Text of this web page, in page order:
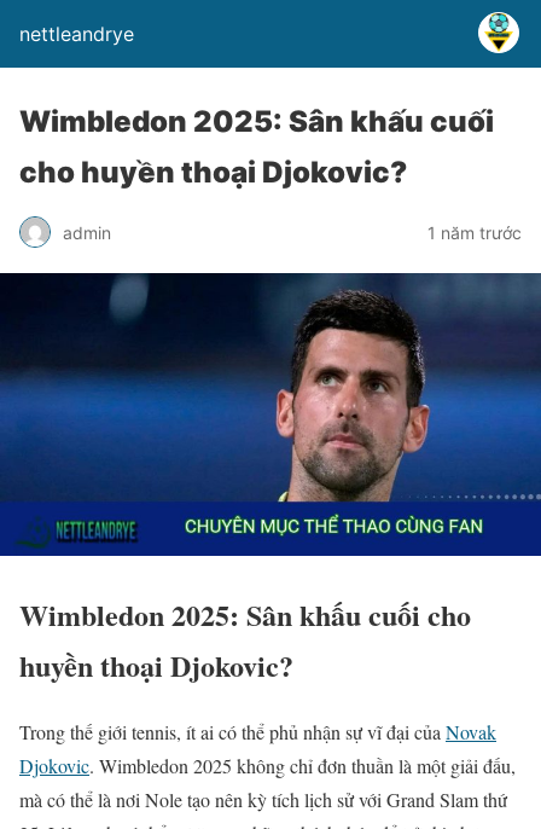
nettleandrye
Wimbledon 2025: Sân khấu cuối
cho huyền thoại Djokovic?
admin 1 năm trước
Wimbledon 2025: Sân khấu cuối cho
huyền thoại Djokovic?
Trong thế giới tennis, ít ai có thể phủ nhận sự vĩ đại của Novak
Djokovic. Wimbledon 2025 không chỉ đơn thuần là một giải đấu,
mà có thể là nơi Nole tạo nên kỳ tích lịch sử với Grand Slam thứ